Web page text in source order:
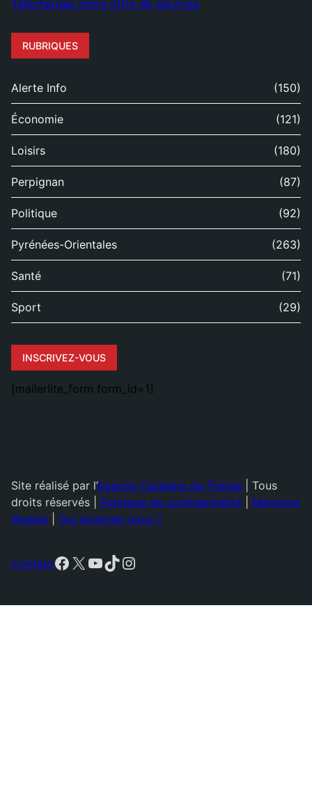
Téléchargez notre offre de services
RUBRIQUES
Alerte Info (150)
Économie (121)
Loisirs (180)
Perpignan (87)
Politique (92)
Pyrénées-Orientales (263)
Santé (71)
Sport (29)
INSCRIVEZ-VOUS
[mailerlite_form form_id=1]
Site réalisé par l’Agence Catalane de Presse | Tous
droits réservés | Politique de confidentialité
Mentions
légales
Qui sommes-nous ?
ContactFacebook
X YouTube
TikTok
Instagram